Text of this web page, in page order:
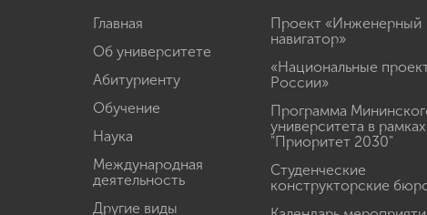
Главная
Об университете
Абитуриенту
Обучение
Наука
Международная
деятельность
Другие виды
Проект «Инженерный
навигатор»
«Национальные
России»
Программа
университета в рамках
"Приоритет 2030"
Студенческие
конструкторские